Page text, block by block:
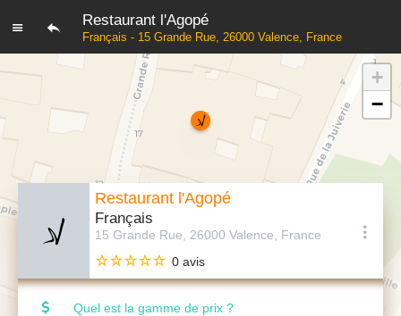
Restaurant l'Agopé
Français - 15 Grande Rue, 26000 Valence, France
Restaurant l'Agopé
Français
15 Grande Rue, 26000 Valence, France
0 avis
Quel est la gamme de prix ?
+
−